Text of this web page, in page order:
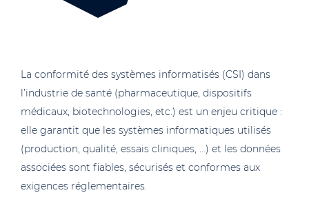
La conformité des systèmes informatisés (CSI) dans
l’industrie de santé (pharmaceutique, dispositifs
médicaux, biotechnologies, etc.) est un enjeu critique :
elle garantit que les systèmes informatiques utilisés
(production, qualité, essais cliniques, …) et les données
associées sont fiables, sécurisés et conformes aux
exigences réglementaires.